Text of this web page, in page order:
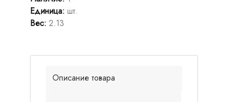
Единица: шт.
Вес: 2.13
Описание товара